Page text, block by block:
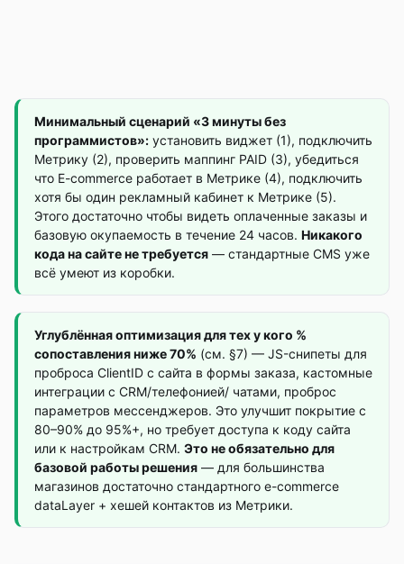
Минимальный сценарий «3 минуты без
программистов»: установить виджет (1), подключить
Метрику (2), проверить маппинг PAID (3), убедиться
что E-commerce работает в Метрике (4), подключить
хотя бы один рекламный кабинет к Метрике (5).
Этого достаточно чтобы видеть оплаченные заказы и
базовую окупаемость в течение 24 часов. Никакого
кода на сайте не требуется — стандартные CMS уже
всё умеют из коробки.
Углублённая оптимизация для тех у кого %
сопоставления ниже 70% (см. §7) — JS-снипеты для
проброса ClientID с сайта в формы заказа, кастомные
интеграции с CRM/телефонией/ чатами, проброс
параметров мессенджеров. Это улучшит покрытие с
80–90% до 95%+, но требует доступа к коду сайта
или к настройкам CRM. Это не обязательно для
базовой работы решения — для большинства
магазинов достаточно стандартного e-commerce
dataLayer + хешей контактов из Метрики.